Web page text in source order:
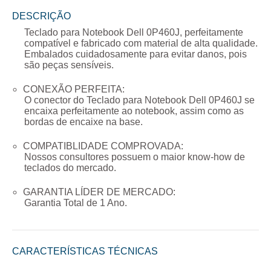
DESCRIÇÃO
Teclado para Notebook Dell 0P460J, perfeitamente
compatível e fabricado com material de alta qualidade.
Embalados cuidadosamente para evitar danos, pois
são peças sensíveis.
CONEXÃO PERFEITA:
O conector do Teclado para Notebook Dell 0P460J se
encaixa perfeitamente ao notebook, assim como as
bordas de encaixe na base.
COMPATIBLIDADE COMPROVADA:
Nossos consultores possuem o maior know-how de
teclados do mercado.
GARANTIA LÍDER DE MERCADO:
Garantia Total de 1 Ano.
CARACTERÍSTICAS TÉCNICAS